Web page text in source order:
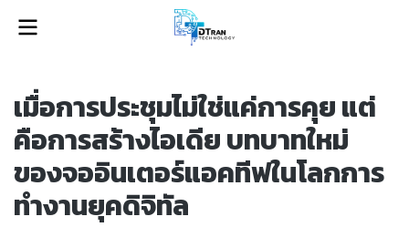
เมื่อการประชุมไม่ใช่แค่การคุย แต่
คือการสร้างไอเดีย บทบาทใหม่
ของจออินเตอร์แอคทีฟในโลกการ
ทำงานยุคดิจิทัล